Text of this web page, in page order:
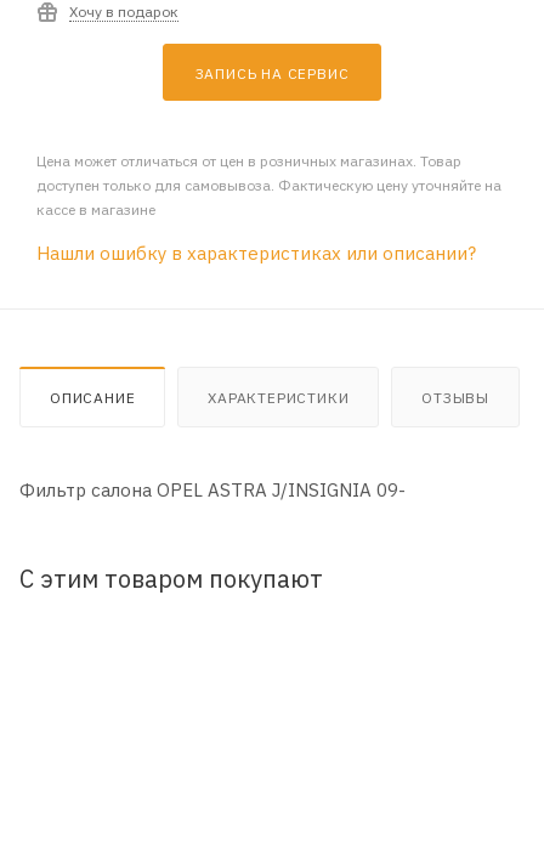
Хочу в подарок
ЗАПИСЬ НА СЕРВИС
Цена может отличаться от цен в розничных магазинах. Товар
доступен только для самовывоза. Фактическую цену уточняйте на
кассе в магазине
Нашли ошибку в характеристиках или описании?
ОПИСАНИЕ ХАРАКТЕРИСТИКИ ОТЗЫВЫ
Фильтр салона OPEL ASTRA J/INSIGNIA 09-
С этим товаром покупают